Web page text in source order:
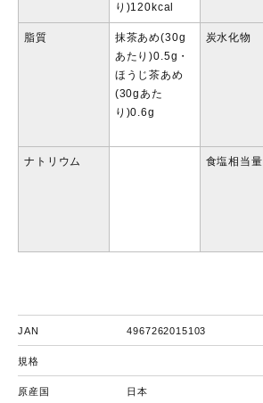
り)120kcal
脂質
抹茶あめ(30g
あたり)0.5g・
ほうじ茶あめ
(30gあた
り)0.6g
炭水化物
ナトリウム 食塩相当量
JAN 4967262015103
規格
原産国 日本